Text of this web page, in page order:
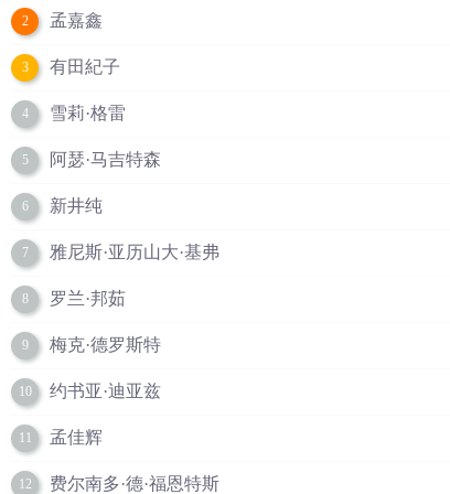
2 孟嘉鑫
3 有田紀子
4 雪莉·格雷
5 阿瑟·马吉特森
6 新井纯
7 雅尼斯·亚历山大·基弗
8 罗兰·邦茹
9 梅克·德罗斯特
10 约书亚·迪亚兹
11 孟佳辉
12 费尔南多·德·福恩特斯